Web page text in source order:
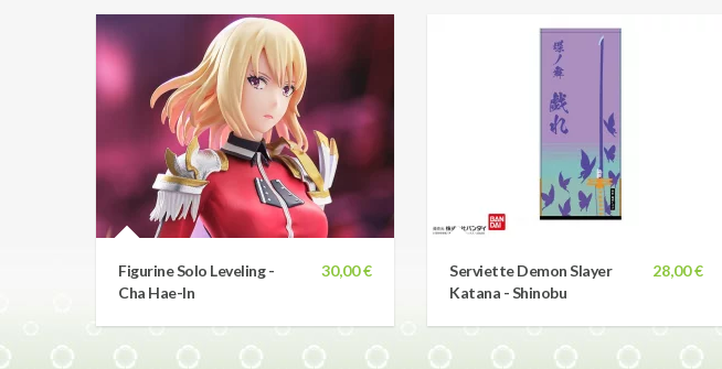
30,00 €
Figurine Solo Leveling -
Cha Hae-In
28,00 €
Serviette Demon Slayer
Katana - Shinobu